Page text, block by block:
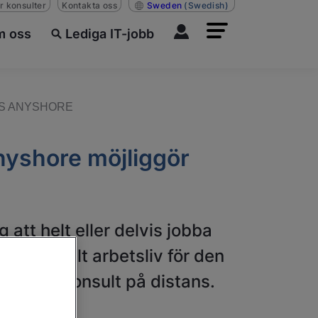
oss Lediga IT-jobb
konsulter Kontakta oss Sweden (Swedish)
ANYSHORE
möjliggör
att helt eller delvis jobba
heldigitalt arbetsliv för den
IT-konsult på distans.